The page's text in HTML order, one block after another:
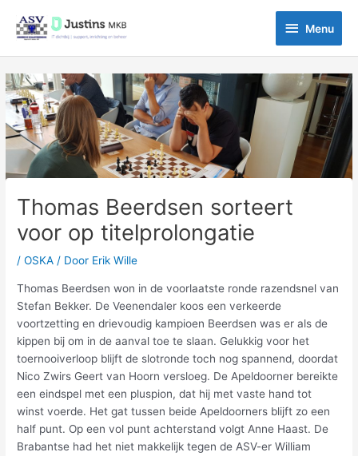
naar
inhoud
Menu
Menu
Thomas Beerdsen sorteert
voor op titelprolongatie
/OSKA / Door Erik Wille
Thomas Beerdsen won in de voorlaatste ronde razendsnel van
Stefan Bekker. De Veenendaler koos een verkeerde
voortzetting en drievoudig kampioen Beerdsen was er als de
kippen bij om in de aanval toe te slaan. Gelukkig voor het
toernooiverloop blijft de slotronde toch nog spannend, doordat
Nico Zwirs Geert van Hoorn versloeg. De Apeldoorner bereikte
een eindspel met een pluspion, dat hij met vaste hand tot
winst voerde. Het gat tussen beide Apeldoorners blijft zo een
half punt. Op een vol punt achterstand volgt Anne Haast. De
Brabantse had het niet makkelijk tegen de ASV-er William
Bericht
navigatie